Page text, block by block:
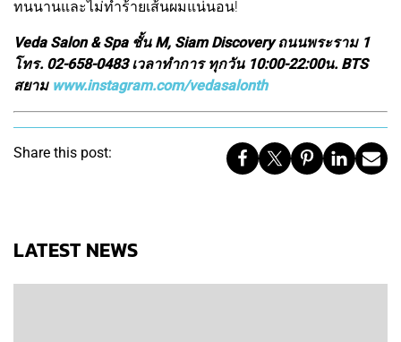
ทนนานและไม่ทำร้ายเส้นผมแน่นอน!
Veda Salon & Spa ชั้น M, Siam Discovery ถนนพระราม 1
โทร. 02-658-0483 เวลาทำการ ทุกวัน 10:00-22:00น. BTS
สยาม www.instagram.com/vedasalonth
Share this post:
LATEST NEWS